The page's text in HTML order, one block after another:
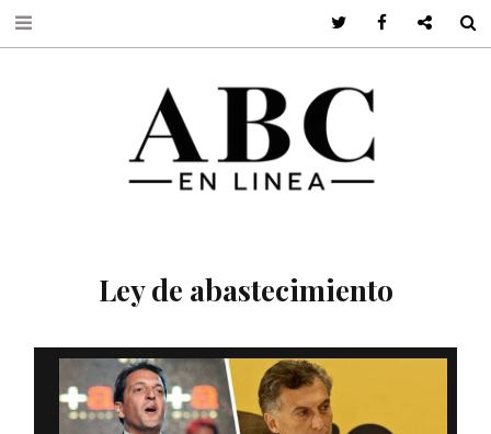
Ley de abastecimiento
Twitter FacebookGoogle +